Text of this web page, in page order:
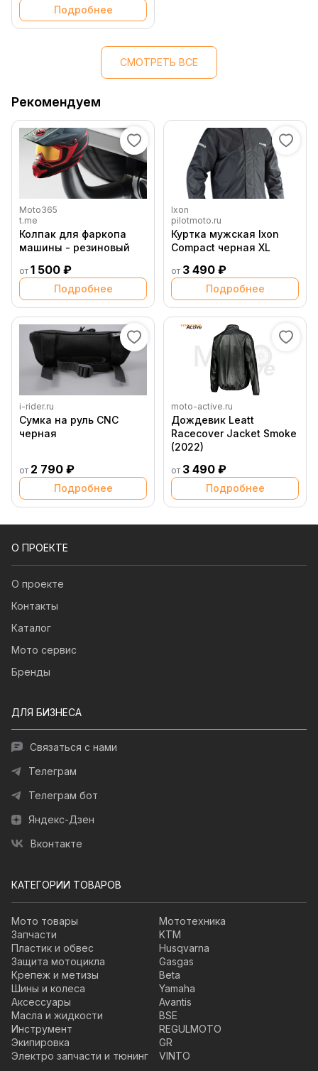
Подробнее
СМОТРЕТЬ ВСЕ
Рекомендуем
Moto365
t.me
Колпак для фаркопа
машины - резиновый
от 1 500 ₽
Подробнее
Ixon
pilotmoto.ru
Куртка мужская Ixon
Compact черная XL
от 3 490 ₽
Подробнее
i-rider.ru
Сумка на руль CNC
черная
от 2 790 ₽
Подробнее
moto-active.ru
Дождевик Leatt
Racecover Jacket Smoke
(2022)
от 3 490 ₽
Подробнее
О ПРОЕКТЕ
О проекте
Контакты
Каталог
Мото сервис
Бренды
ДЛЯ БИЗНЕСА
Связаться с нами
Телеграм
Телеграм бот
Яндекс-Дзен
Вконтакте
КАТЕГОРИИ ТОВАРОВ
Мото товары
Запчасти
Пластик и обвес
Защита мотоцикла
Крепеж и метизы
Шины и колеса
Аксессуары
Масла и жидкости
Инструмент
Экипировка
Электро запчасти и тюнинг
Мототехника
KTM
Husqvarna
Gasgas
Beta
Yamaha
Avantis
BSE
REGULMOTO
GR
VINTO